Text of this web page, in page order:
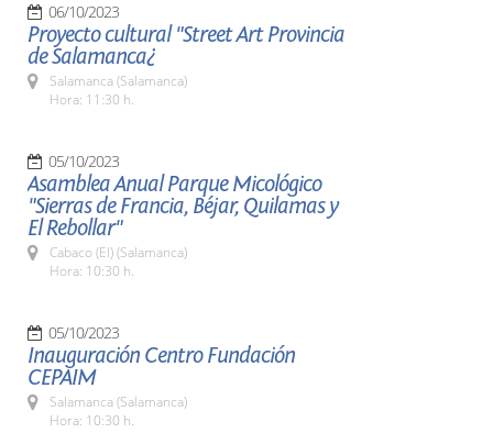
06/10/2023
Proyecto cultural "Street Art Provincia
de Salamanca¿
Salamanca (Salamanca)
Hora: 11:30 h.
05/10/2023
Asamblea Anual Parque Micológico
"Sierras de Francia, Béjar, Quilamas y
El Rebollar"
Cabaco (El) (Salamanca)
Hora: 10:30 h.
05/10/2023
Inauguración Centro Fundación
CEPAIM
Salamanca (Salamanca)
Hora: 10:30 h.